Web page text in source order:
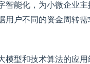
智能化，为小微企业
用户不同的资金周转
模型和技术算法的应用